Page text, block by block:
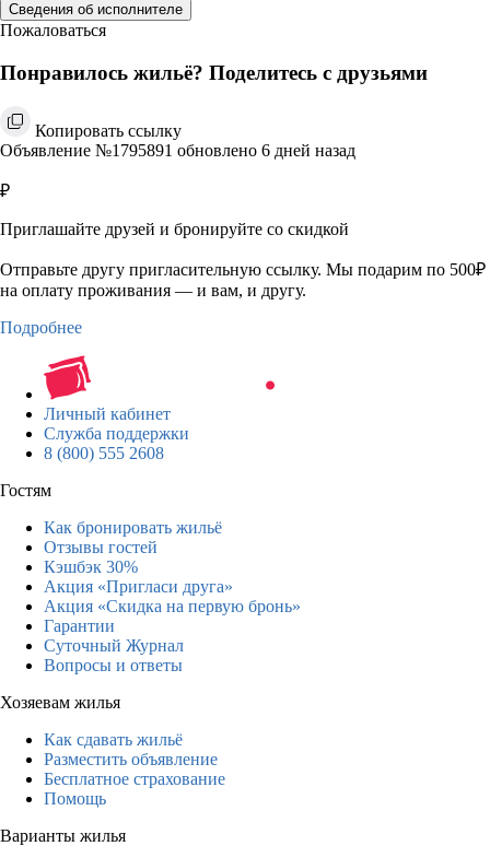
Сведения об исполнителе
Пожаловаться
Понравилось жильё? Поделитесь с друзьями
Копировать ссылку
Объявление №1795891 обновлено 6 дней назад
₽
Приглашайте друзей и бронируйте со скидкой
Отправьте другу пригласительную ссылку. Мы подарим по 500₽
на оплату проживания — и вам, и другу.
Подробнее
Личный кабинет
Служба поддержки
8 (800) 555 2608
Гостям
Как бронировать жильё
Отзывы гостей
Кэшбэк 30%
Акция «Пригласи друга»
Акция «Скидка на первую бронь»
Гарантии
Суточный Журнал
Вопросы и ответы
Хозяевам жилья
Как сдавать жильё
Разместить объявление
Бесплатное страхование
Помощь
Варианты жилья